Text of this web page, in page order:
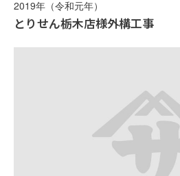
2019年（令和元年）
とりせん栃木店様外構工事